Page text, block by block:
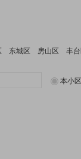
东城区 房山区 丰
本小区